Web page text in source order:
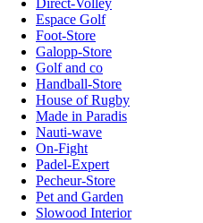
Direct-Volley
Espace Golf
Foot-Store
Galopp-Store
Golf and co
Handball-Store
House of Rugby
Made in Paradis
Nauti-wave
On-Fight
Padel-Expert
Pecheur-Store
Pet and Garden
Slowood Interior